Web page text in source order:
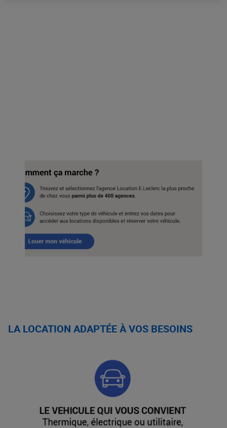
LA LOCATION ADAPTÉE À VOS BESOINS